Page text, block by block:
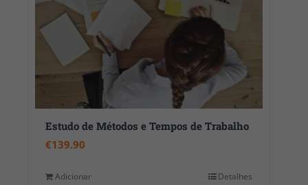
Estudo de Métodos e Tempos de Trabalho
€139.90
Adicionar Detalhes